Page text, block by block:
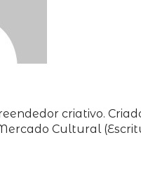
criativo.
Cultural